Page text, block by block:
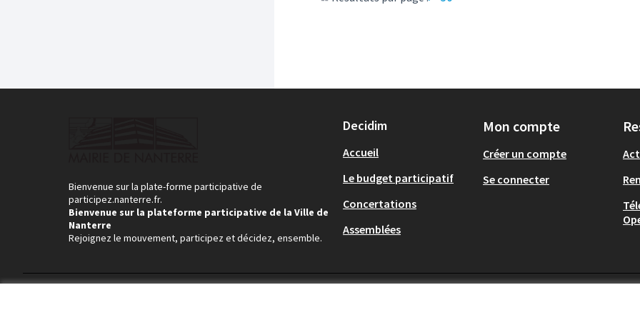
Bienvenue sur la plate-forme participative de
participez.nanterre.fr.
Bienvenue sur la plateforme participative de la Ville de
Nanterre
Rejoignez le mouvement, participez et décidez, ensemble.
Decidim
Accueil
Le budget participatif
Concertations
Assemblées
Mon compte
Créer un compte
Se connecter